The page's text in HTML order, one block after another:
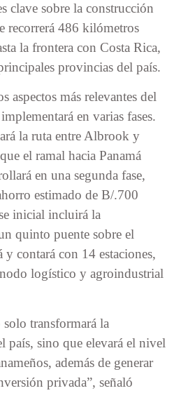
clave sobre la construcción
recorrerá 486 kilómetros
la frontera con Costa Rica,
provincias del país.
aspectos más relevantes del
en varias fases.
la ruta entre Albrook y
el ramal hacia Panamá
en una segunda fase,
estimado de B/.700
inicial incluirá la
quinto puente sobre el
y contará con 14 estaciones,
logístico y agroindustrial
transformará la
país, sino que elevará el nivel
además de generar
privada”, señaló